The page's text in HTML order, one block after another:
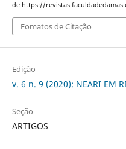
de https://
Fomatos de Citação
Edição
v. 6 n. 9 (2020): NEARI EM
Seção
ARTIGOS